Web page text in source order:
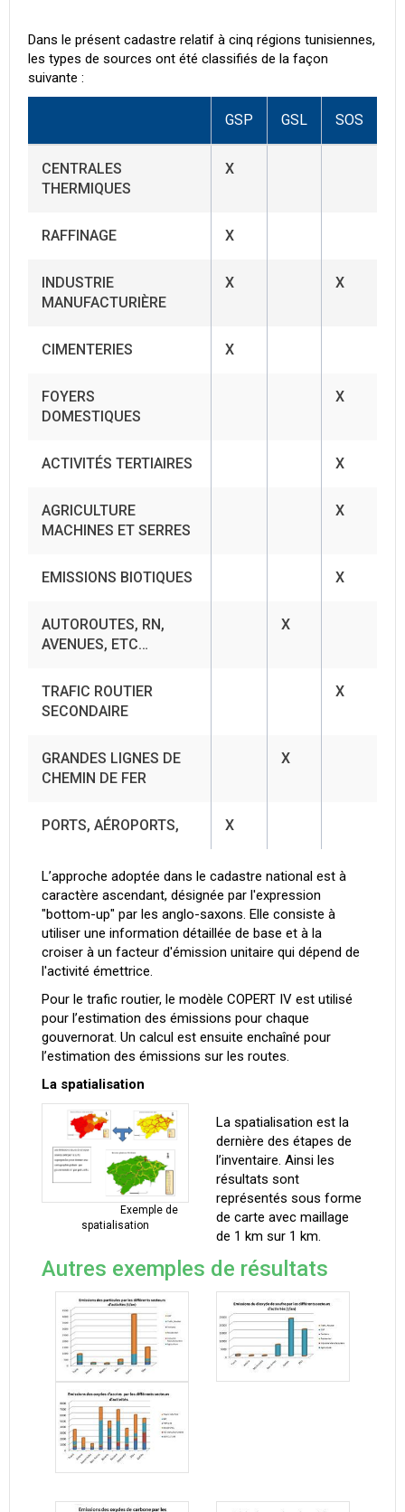
Dans le présent cadastre relatif à cinq régions tunisiennes,
les types de sources ont été classifiés de la façon
suivante :
GSP GSL SOS
CENTRALES
THERMIQUES
X
RAFFINAGE X
INDUSTRIE
MANUFACTURIÈRE
X X
CIMENTERIES X
FOYERS
DOMESTIQUES
X
ACTIVITÉS TERTIAIRES X
AGRICULTURE
MACHINES ET SERRES
X
EMISSIONS BIOTIQUES X
AUTOROUTES, RN,
AVENUES, ETC…
X
TRAFIC ROUTIER
SECONDAIRE
X
GRANDES LIGNES DE
CHEMIN DE FER
X
PORTS, AÉROPORTS, X
L’approche adoptée dans le cadastre national est à
caractère ascendant, désignée par l'expression
"bottom-up" par les anglo-saxons. Elle consiste à
utiliser une information détaillée de base et à la
croiser à un facteur d'émission unitaire qui dépend de
l'activité émettrice.
Pour le trafic routier, le modèle COPERT IV est utilisé
pour l’estimation des émissions pour chaque
gouvernorat. Un calcul est ensuite enchaîné pour
l’estimation des émissions sur les routes.
La spatialisation
Exemple de
spatialisation
La spatialisation est la
dernière des étapes de
l’inventaire. Ainsi les
résultats sont
représentés sous forme
de carte avec maillage
de 1 km sur 1 km.
Autres exemples de résultats